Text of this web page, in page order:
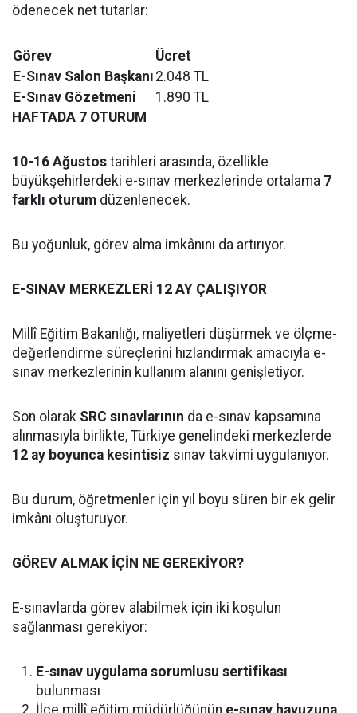
ödenecek net tutarlar:
Görev
Ücret
E-Sınav Salon Başkanı 2.048 TL
E-Sınav Gözetmeni
1.890 TL
HAFTADA 7 OTURUM
10-16 Ağustos tarihleri arasında, özellikle
büyükşehirlerdeki e-sınav merkezlerinde ortalama 7
farklı oturum düzenlenecek.
Bu yoğunluk, görev alma imkânını da artırıyor.
E-SINAV MERKEZLERİ 12 AY ÇALIŞIYOR
Millî Eğitim Bakanlığı, maliyetleri düşürmek ve ölçme-
değerlendirme süreçlerini hızlandırmak amacıyla e-
sınav merkezlerinin kullanım alanını genişletiyor.
Son olarak SRC sınavlarının da e-sınav kapsamına
alınmasıyla birlikte, Türkiye genelindeki merkezlerde
12 ay boyunca kesintisiz sınav takvimi uygulanıyor.
Bu durum, öğretmenler için yıl boyu süren bir ek gelir
imkânı oluşturuyor.
GÖREV ALMAK İÇİN NE GEREKİYOR?
E-sınavlarda görev alabilmek için iki koşulun
sağlanması gerekiyor:
E-sınav uygulama sorumlusu sertifikası
bulunması
İlçe millî eğitim müdürlüğünün e-sınav havuzuna